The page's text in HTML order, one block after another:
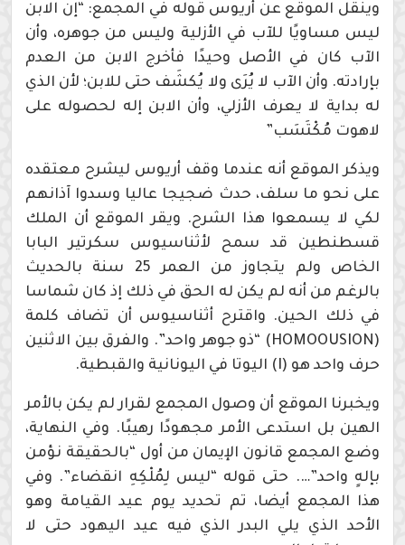
وينقل الموقع عن أريوس قوله في المجمع: “إن الابن
ليس مساويًا للآب في الأزلية وليس من جوهره، وأن
الآب كان في الأصل وحيدًا فأخرج الابن من العدم
بإرادته. وأن الآب لا يُرَى ولا يُكشَف حتى للابن؛ لأن الذي
له بداية لا يعرف الأزلي، وأن الابن إله لحصوله على
لاهوت مُكْتَسَب”
ويذكر الموقع أنه عندما وقف أريوس ليشرح معتقده
على نحو ما سلف، حدث ضجيجا عاليا وسدوا آذانهم
لكي لا يسمعوا هذا الشرح. ويقر الموقع أن الملك
قسطنطين قد سمح لأثناسيوس سكرتير البابا
الخاص ولم يتجاوز من العمر 25 سنة بالحديث
بالرغم من أنه لم يكن له الحق في ذلك إذ كان شماسا
في ذلك الحين. واقترح أثناسيوس أن تضاف كلمة
(HOMOOUSION) “ذو جوهر واحد”. والفرق بين الاثنين
حرف واحد هو (I) اليوتا في اليونانية والقبطية.
ويخبرنا الموقع أن وصول المجمع لقرار لم يكن بالأمر
الهين بل استدعى الأمر مجهودًا رهيبًا. وفي النهاية،
وضع المجمع قانون الإيمان من أول “بالحقيقة نؤمن
بإلهٍ واحد”…. حتى قوله “ليس لِمُلْكِهِ انقضاء”. وفي
هذا المجمع أيضا، تم تحديد يوم عيد القيامة وهو
الأحد الذي يلي البدر الذي فيه عيد اليهود حتى لا